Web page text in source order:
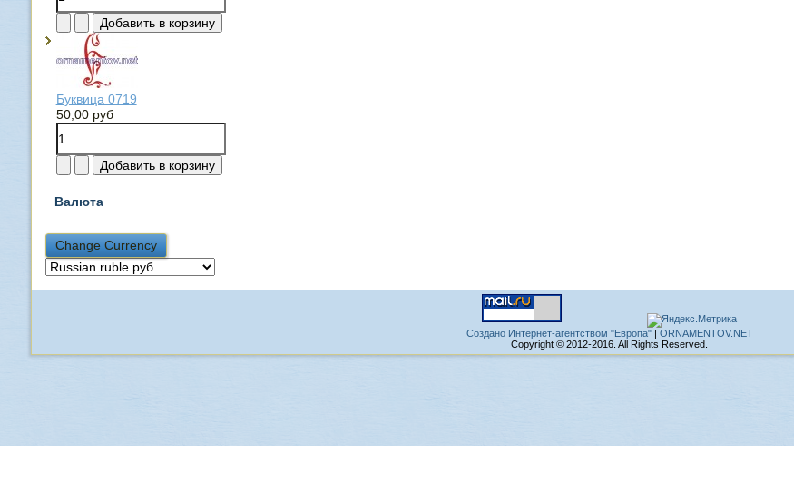
Буквица 0719
50,00 руб
Валюта
Создано Интернет-агентством "Европа"| ORNAMENTOV.NET
Copyright © 2012-2016. All Rights Reserved.